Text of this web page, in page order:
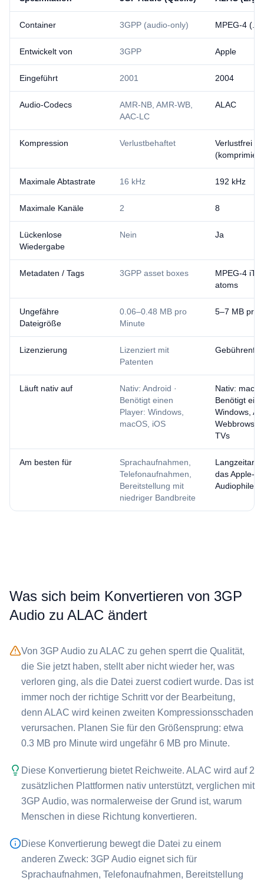
Container 3GPP (audio-only) MPEG-4
Entwickelt von 3GPP Apple
Eingeführt 2001 2004
Audio-Codecs
AMR-NB, AMR-WB,
AAC-LC
ALAC
Kompression Verlustbehaftet
Verlustfrei
Maximale Abtastrate 16 kHz 192 kHz
Maximale Kanäle 2 8
Lückenlose
Wiedergabe
Nein Ja
Metadaten / Tags 3GPP asset boxes
MPEG-4
atoms
Ungefähre
Dateigröße
0.06–0.48 MB pro
Minute
5–7 MB pro
Lizenzierung
Lizenziert mit
Patenten
Gebührenfrei
Läuft nativ auf
Nativ: Android ·
Benötigt einen
Player: Windows,
macOS, iOS
Nativ:
Benötigt
Windows,
TVs
Am besten für
Sprachaufnahmen,
Telefonaufnahmen,
Bereitstellung mit
niedriger Bandbreite
das Apple-
Audiophile-
Was sich beim Konvertieren von ⁦3GP
Audio⁩ zu ⁦ALAC⁩ ändert
Von ⁦3GP Audio⁩ zu ⁦ALAC⁩ zu gehen sperrt die Qualität,
die Sie jetzt haben, stellt aber nicht wieder her, was
verloren ging, als die Datei zuerst codiert wurde. Das ist
immer noch der richtige Schritt vor der Bearbeitung,
denn ⁦ALAC⁩ wird keinen zweiten Kompressionsschaden
verursachen. Planen Sie für den Größensprung: etwa
0.3 MB pro Minute wird ungefähr 6 MB pro Minute.
Diese Konvertierung bietet Reichweite. ⁦ALAC⁩ wird auf 2
zusätzlichen Plattformen nativ unterstützt, verglichen mit
⁦3GP Audio⁩, was normalerweise der Grund ist, warum
Menschen in diese Richtung konvertieren.
Diese Konvertierung bewegt die Datei zu einem
anderen Zweck: ⁦3GP Audio⁩ eignet sich für
Sprachaufnahmen, Telefonaufnahmen, Bereitstellung